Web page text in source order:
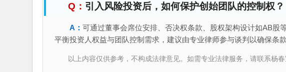
引入风险投资后，如何保护创始团队的控制权？
可通过董事会席位安排、否决权条款、股权架构设计如AB股
平衡投资人权益与团队控制需求，建议由专业律师参与谈判以确保条
以上内容仅供参考，不构成法律意见。如需专业法律服务，请联系杨